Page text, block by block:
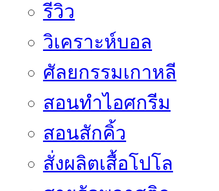
รีวิว
วิเคราะห์บอล
ศัลยกรรมเกาหลี
สอนทำไอศกรีม
สอนสักคิ้ว
สั่งผลิตเสื้อโปโล